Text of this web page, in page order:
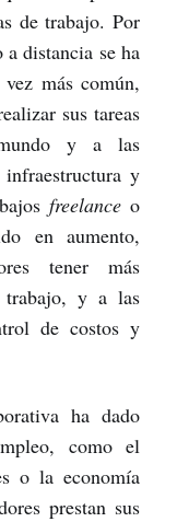
de trabajo. Por
distancia se ha
más común,
sus tareas
y a las
infraestructura y
freelance o
en aumento,
tener más
y a las
de costos y
ha dado
como el
o la economía
prestan sus